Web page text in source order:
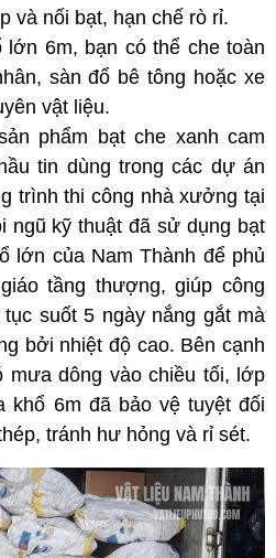
và nối bạt, hạn chế rò rỉ.
lớn 6m, bạn có thể che toàn
sàn đổ bê tông hoặc xe
vật liệu.
phẩm bạt che xanh cam
tin dùng trong các dự án
trình thi công nhà xưởng tại
ngũ kỹ thuật đã sử dụng bạt
lớn của Nam Thành để phủ
tầng thượng, giúp công
suốt 5 ngày nắng gắt mà
bởi nhiệt độ cao. Bên cạnh
mưa dông vào chiều tối, lớp
khổ 6m đã bảo vệ tuyệt đối
tránh hư hỏng và rỉ sét.